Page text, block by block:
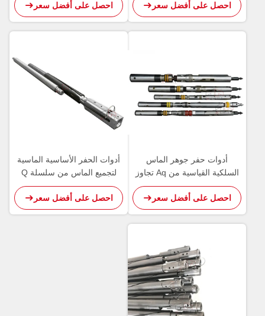
احصل على أفضل سعر
احصل على أفضل سعر
أدوات حفر جوهر الماس
السلكية القياسية من Aq تجاوز
التجميع الأساسي
احصل على أفضل سعر
أدوات الحفر الأساسية الماسية
لتجميع الماس من سلسلة Q
لاستكشاف التعدين
احصل على أفضل سعر